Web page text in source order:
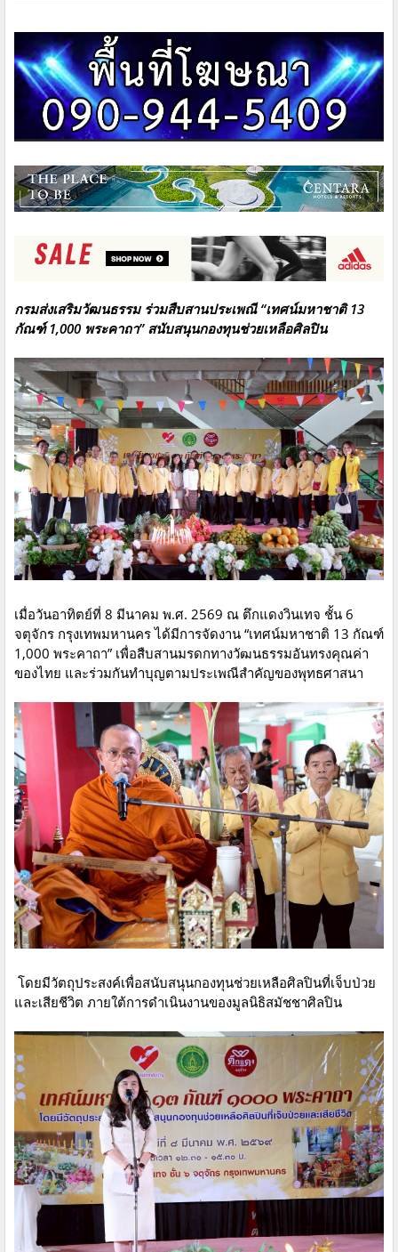
กรมส่งเสริมวัฒนธรรม ร่วมสืบสานประเพณี “เทศน์มหาชาติ 13
กัณฑ์ 1,000 พระคาถา” สนับสนุนกองทุนช่วยเหลือศิลปิน
เมื่อวันอาทิตย์ที่ 8 มีนาคม พ.ศ. 2569 ณ ตึกแดงวินเทจ ชั้น 6
จตุจักร กรุงเทพมหานคร ได้มีการจัดงาน “เทศน์มหาชาติ 13 กัณฑ์
1,000 พระคาถา” เพื่อสืบสานมรดกทางวัฒนธรรมอันทรงคุณค่า
ของไทย และร่วมกันทำบุญตามประเพณีสำคัญของพุทธศาสนา
โดยมีวัตถุประสงค์เพื่อสนับสนุนกองทุนช่วยเหลือศิลปินที่เจ็บป่วย
และเสียชีวิต ภายใต้การดำเนินงานของมูลนิธิสมัชชาศิลปิน